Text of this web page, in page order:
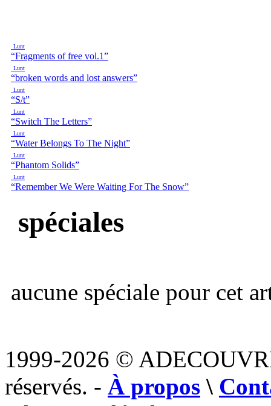
Lunt
“Fragments of free vol.1”
Lunt
“broken words and lost answers”
Lunt
“S/t”
Lunt
“Switch The Letters”
Lunt
“Water Belongs To The Night”
Lunt
“Phantom Solids”
Lunt
“Remember We Were Waiting For The Snow”
spéciales
aucune spéciale pour cet
1999-2026 ©
réservés. - À propos \